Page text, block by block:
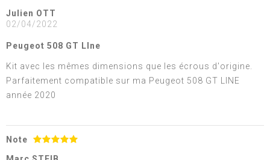
Julien OTT
02/04/2022
Peugeot 508 GT LIne
Kit avec les mêmes dimensions que les écrous d'origine.
Parfaitement compatible sur ma Peugeot 508 GT LINE
année 2020
Note